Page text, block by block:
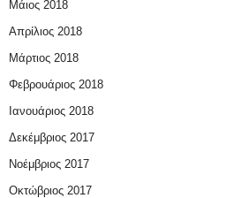
Μάιος 2018
Απρίλιος 2018
Μάρτιος 2018
Φεβρουάριος 2018
Ιανουάριος 2018
Δεκέμβριος 2017
Νοέμβριος 2017
Οκτώβριος 2017